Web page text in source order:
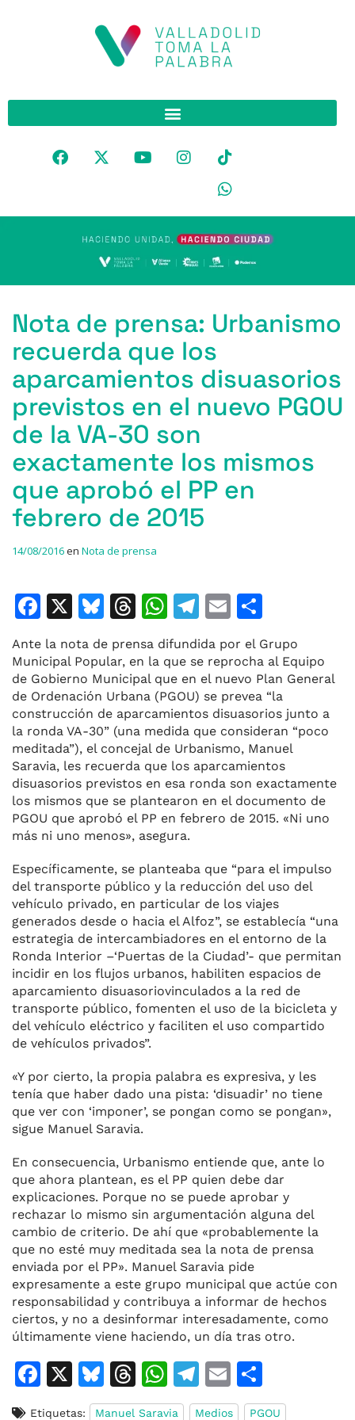
Nota de prensa: Urbanismo
recuerda que los
aparcamientos disuasorios
previstos en el nuevo PGOU
de la VA-30 son
exactamente los mismos
que aprobó el PP en
febrero de 2015
14/08/2016en Nota de prensa
F
a
c
e
b
o
o
k
X
Bl
e
s
k
y
T
re
a
d
s
W
h
at
s
A
p
p
T
el
e
gr
a
m
E
m
ai
l
o
m
p
ar
ti
r
Ante la nota de prensa difundida por el Grupo
Municipal Popular, en la que se reprocha al Equipo
de Gobierno Municipal que en el nuevo Plan General
de Ordenación Urbana (PGOU) se prevea “la
construcción de aparcamientos disuasorios junto a
la ronda VA-30” (una medida que consideran “poco
meditada”), el concejal de Urbanismo, Manuel
Saravia, les recuerda que los aparcamientos
disuasorios previstos en esa ronda son exactamente
los mismos que se plantearon en el documento de
PGOU que aprobó el PP en febrero de 2015. «Ni uno
más ni uno menos», asegura.
Específicamente, se planteaba que “para el impulso
del transporte público y la reducción del uso del
vehículo privado, en particular de los viajes
generados desde o hacia el Alfoz”, se establecía “una
estrategia de intercambiadores en el entorno de la
Ronda Interior –‘Puertas de la Ciudad’- que permitan
incidir en los flujos urbanos, habiliten espacios de
aparcamiento disuasoriovinculados a la red de
transporte público, fomenten el uso de la bicicleta y
del vehículo eléctrico y faciliten el uso compartido
de vehículos privados”.
«Y por cierto, la propia palabra es expresiva, y les
tenía que haber dado una pista: ‘disuadir’ no tiene
que ver con ‘imponer’, se pongan como se pongan»,
sigue Manuel Saravia.
En consecuencia, Urbanismo entiende que, ante lo
que ahora plantean, es el PP quien debe dar
explicaciones. Porque no se puede aprobar y
rechazar lo mismo sin argumentación alguna del
cambio de criterio. De ahí que «probablemente la
que no esté muy meditada sea la nota de prensa
enviada por el PP». Manuel Saravia pide
expresamente a este grupo municipal que actúe con
responsabilidad y contribuya a informar de hechos
ciertos, y no a desinformar interesadamente, como
últimamente viene haciendo, un día tras otro.
F
X
Bl
u
T
h
W
h
T
el
E
m o
Etiquetas: Manuel Saravia Medios PGOU